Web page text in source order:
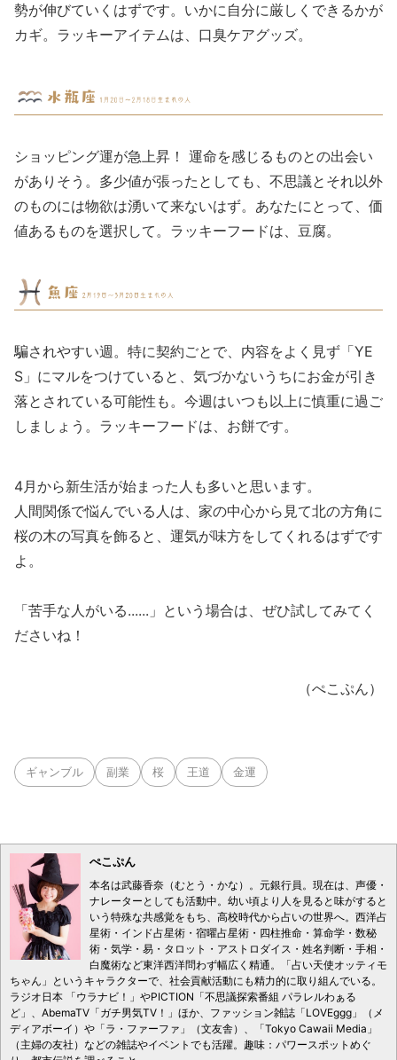
勢が伸びていくはずです。いかに自分に厳しくできるかが
カギ。ラッキーアイテムは、口臭ケアグッズ。
ショッピング運が急上昇！ 運命を感じるものとの出会い
がありそう。多少値が張ったとしても、不思議とそれ以外
のものには物欲は湧いて来ないはず。あなたにとって、価
値あるものを選択して。ラッキーフードは、豆腐。
騙されやすい週。特に契約ごとで、内容をよく見ず「YE
S」にマルをつけていると、気づかないうちにお金が引き
落とされている可能性も。今週はいつも以上に慎重に過ご
しましょう。ラッキーフードは、お餅です。
4月から新生活が始まった人も多いと思います。
人間関係で悩んでいる人は、家の中心から見て北の方角に
桜の木の写真を飾ると、運気が味方をしてくれるはずです
よ。
「苦手な人がいる......」という場合は、ぜひ試してみてく
ださいね！
（ぺこぷん）
ギャンブル 副業 桜 王道 金運
ぺこぷん
本名は武藤香奈（むとう・かな）。元銀行員。現在は、声優・
ナレーターとしても活動中。幼い頃より人を見ると味がすると
いう特殊な共感覚をもち、高校時代から占いの世界へ。西洋占
星術・インド占星術・宿曜占星術・四柱推命・算命学・数秘
術・気学・易・タロット・アストロダイス・姓名判断・手相・
白魔術など東洋西洋問わず幅広く精通。「占い天使オッティモ
ちゃん」というキャラクターで、社会貢献活動にも精力的に取り組んでいる。
ラジオ日本 「ウラナビ！」やPICTION「不思議探索番組 パラレルわぁる
ど」、AbemaTV「ガチ男気TV！」ほか、ファッション雑誌「LOVEggg」（メ
ディアボーイ）や「ラ・ファーファ」（文友舎）、「Tokyo Cawaii Media」
（主婦の友社）などの雑誌やイベントでも活躍。趣味：パワースポットめぐ